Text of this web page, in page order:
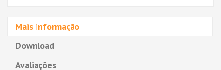
Mais informação
Download
Avaliações